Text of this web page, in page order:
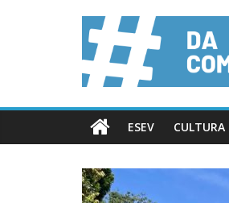
ESEV CULTURA